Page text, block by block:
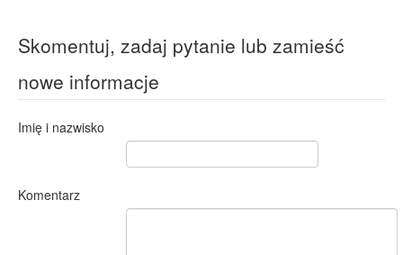
Skomentuj, zadaj pytanie lub zamieść
nowe informacje
Imię i nazwisko
Komentarz